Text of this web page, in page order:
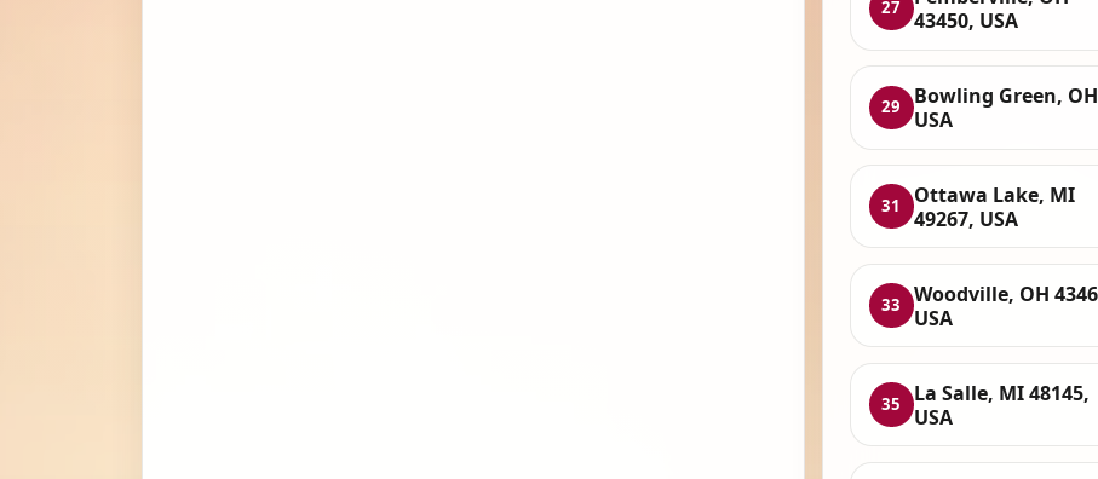
27
43450, USA
29
Bowling Green,
USA
31
Ottawa Lake, MI
49267, USA
33
Woodville, OH
USA
35
La Salle, MI 48145,
USA